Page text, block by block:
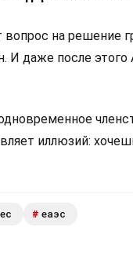
на решение
И даже после этого
иллюзий:
ес # еаэс